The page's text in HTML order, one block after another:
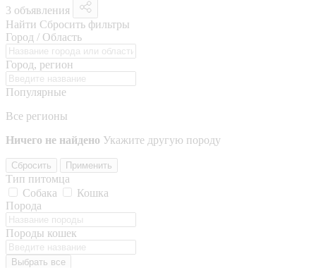
3 объявления
Найти Сбросить фильтры
Город / Область
Город, регион
Популярные
Все регионы
Ничего не найдено Укажите другую породу
Сбросить Применить
Тип питомца
Собака
Кошка
Порода
Породы кошек
Выбрать все